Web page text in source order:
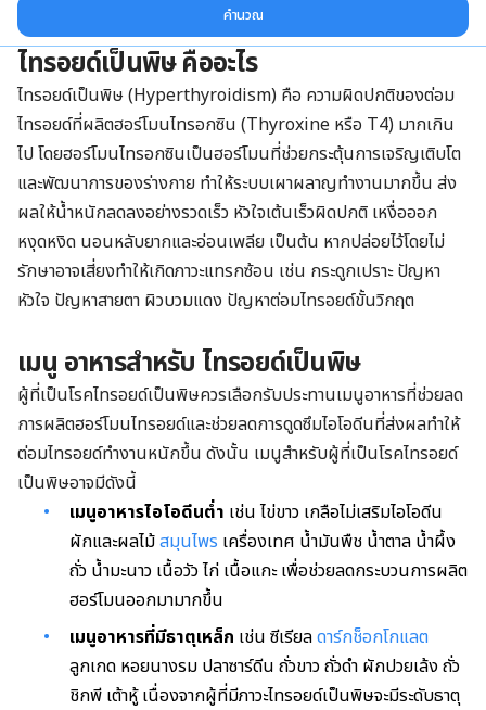
คำนวณ
ไทรอยด์เป็นพิษ คืออะไร
ไทรอยด์เป็นพิษ (Hyperthyroidism) คือ ความผิดปกติของต่อม
ไทรอยด์ที่ผลิตฮอร์โมนไทรอกซิน (Thyroxine หรือ T4) มากเกิน
ไป โดยฮอร์โมนไทรอกซินเป็นฮอร์โมนที่ช่วยกระตุ้นการเจริญเติบโต
และพัฒนาการของร่างกาย ทำให้ระบบเผาผลาญทำงานมากขึ้น ส่ง
ผลให้น้ำหนักลดลงอย่างรวดเร็ว หัวใจเต้นเร็วผิดปกติ เหงื่อออก
หงุดหงิด นอนหลับยากและอ่อนเพลีย เป็นต้น หากปล่อยไว้โดยไม่
รักษาอาจเสี่ยงทำให้เกิดภาวะแทรกซ้อน เช่น กระดูกเปราะ ปัญหา
หัวใจ ปัญหาสายตา ผิวบวมแดง ปัญหาต่อมไทรอยด์ขั้นวิกฤต
เมนู อาหารสำหรับ ไทรอยด์เป็นพิษ
ผู้ที่เป็นโรคไทรอยด์เป็นพิษควรเลือกรับประทานเมนูอาหารที่ช่วยลด
การผลิตฮอร์โมนไทรอยด์และช่วยลดการดูดซึมไอโอดีนที่ส่งผลทำให้
ต่อมไทรอยด์ทำงานหนักขึ้น ดังนั้น เมนูสำหรับผู้ที่เป็นโรคไทรอยด์
เป็นพิษอาจมีดังนี้
เมนูอาหารไอโอดีนต่ำ เช่น ไข่ขาว เกลือไม่เสริมไอโอดีน
ผักและผลไม้สมุนไพร เครื่องเทศ น้ำมันพืช น้ำตาล น้ำผึ้ง
ถั่ว น้ำมะนาว เนื้อวัว ไก่ เนื้อแกะ เพื่อช่วยลดกระบวนการผลิต
ฮอร์โมนออกมามากขึ้น
เมนูอาหารที่มีธาตุเหล็ก เช่น ซีเรียลดาร์กช็อกโกแลต
ลูกเกด หอยนางรม ปลาซาร์ดีน ถั่วขาว ถั่วดำ ผักปวยเล้ง ถั่ว
ชิกพี เต้าหู้ เนื่องจากผู้ที่มีภาวะไทรอยด์เป็นพิษจะมีระดับธาตุ